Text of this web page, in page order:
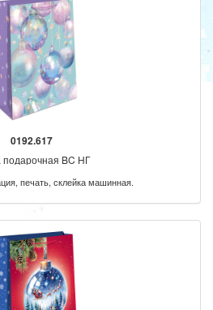
0192.617
подарочная BC НГ
печать, склейка машинная.